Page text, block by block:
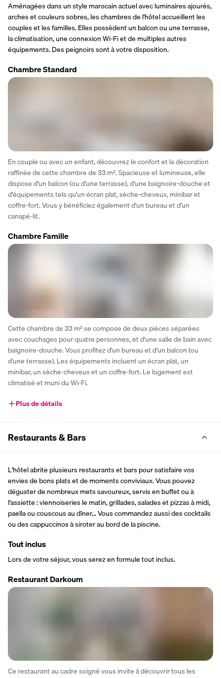
Aménagées dans un style marocain actuel avec luminaires ajourés,
arches et couleurs sobres, les chambres de l'hôtel accueillent les
couples et les familles. Elles possèdent un balcon ou une terrasse,
la climatisation, une connexion Wi-Fi et de multiples autres
équipements. Des peignoirs sont à votre disposition.
Chambre Standard
En couple ou avec un enfant, découvrez le confort et la décoration
raffinée de cette chambre de 33 m². Spacieuse et lumineuse, elle
dispose d'un balcon (ou d'une terrasse), d'une baignoire-douche et
d'équipements tels qu'un écran plat, sèche-cheveux, minibar et
coffre-fort. Vous y bénéficiez également d'un bureau et d'un
canapé-lit.
Chambre Famille
Cette chambre de 33 m² se compose de deux pièces séparées
avec couchages pour quatre personnes, et d'une salle de bain avec
baignoire-douche. Vous profitez d'un bureau et d'un balcon (ou
d'une terrasse). Les équipements incluent un écran plat, un
minibar, un sèche-cheveux et un coffre-fort. Le logement est
climatisé et muni du Wi-Fi.
Plus de détails
Restaurants & Bars
L'hôtel abrite plusieurs restaurants et bars pour satisfaire vos
envies de bons plats et de moments conviviaux. Vous pouvez
déguster de nombreux mets savoureux, servis en buffet ou à
l'assiette : viennoiseries le matin, grillades, salades et pizzas à midi,
paella ou couscous au dîner... Vous commandez aussi des cocktails
ou des cappuccinos à siroter au bord de la piscine.
Tout inclus
Lors de votre séjour, vous serez en formule tout inclus.
Restaurant Darkoum
Ce restaurant au cadre soigné vous invite à découvrir tous les